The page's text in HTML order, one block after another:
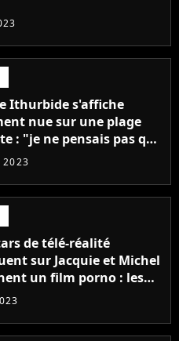
Ithurbide s'affiche
nue sur une plage
: "je ne pensais pas que
à le faire..."
de télé-réalité
sur Jacquie et Michel
un film porno : les
images du tournage